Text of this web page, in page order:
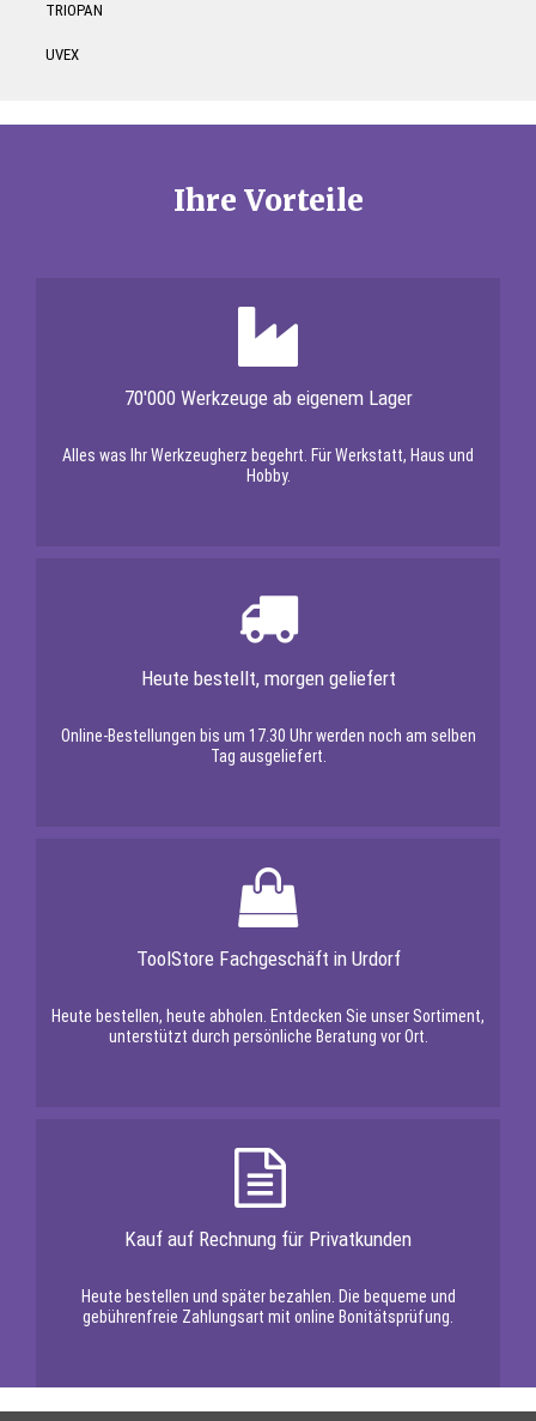
TRIOPAN
UVEX
Ihre Vorteile
70'000 Werkzeuge ab eigenem Lager
Alles was Ihr Werkzeugherz begehrt. Für Werkstatt, Haus und
Hobby.
Heute bestellt, morgen geliefert
Online-Bestellungen bis um 17.30 Uhr werden noch am selben
Tag ausgeliefert.
ToolStore Fachgeschäft in Urdorf
Heute bestellen, heute abholen. Entdecken Sie unser Sortiment,
unterstützt durch persönliche Beratung vor Ort.
Kauf auf Rechnung für Privatkunden
Heute bestellen und später bezahlen. Die bequeme und
gebührenfreie Zahlungsart mit online Bonitätsprüfung.